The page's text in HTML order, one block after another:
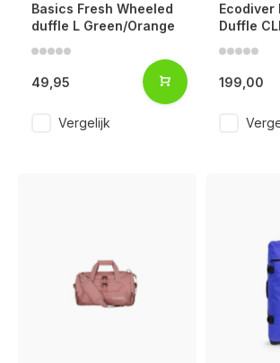
Basics Fresh Wheeled
duffle L Green/Orange
49,95
Vergelijk
Ecodiver
Duffle
199,00